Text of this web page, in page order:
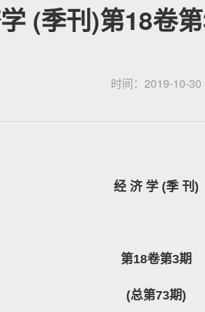
(季刊)第18卷
时间：2019-10-30
经 济 学 (季 刊)
第18卷第3期
(总第73期)